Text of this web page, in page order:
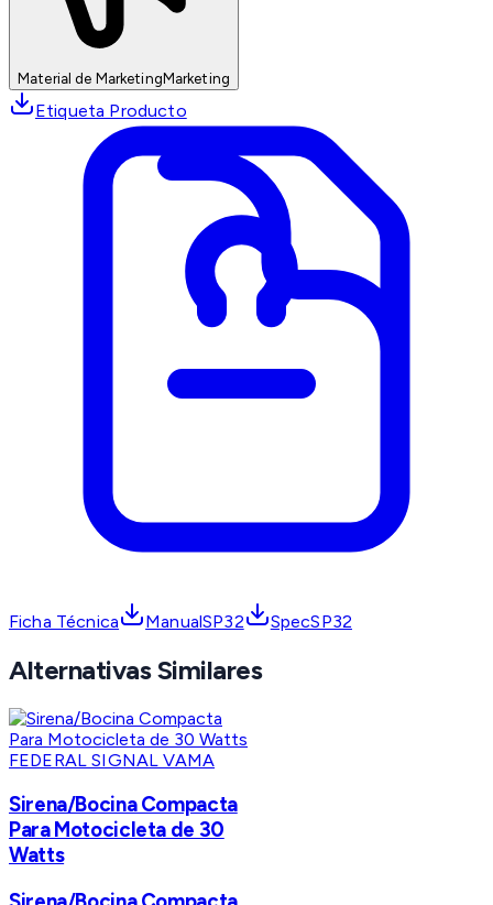
Material de MarketingMarketing
Etiqueta Producto
Ficha Técnica ManualSP32 SpecSP32
Alternativas Similares
FEDERAL SIGNAL VAMA
Sirena/Bocina Compacta
Para Motocicleta de 30
Watts